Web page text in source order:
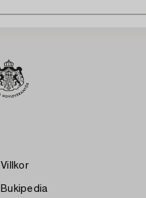
Villkor
Bukipedia